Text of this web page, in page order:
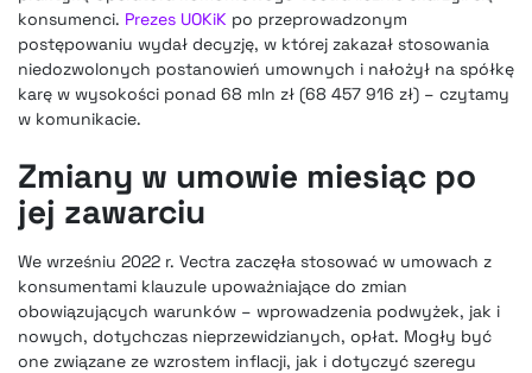
konsumenci. Prezes UOKiK po przeprowadzonym
postępowaniu wydał decyzję, w której zakazał stosowania
niedozwolonych postanowień umownych i nałożył na spółkę
karę w wysokości ponad 68 mln zł (68 457 916 zł) – czytamy
w komunikacie.
Zmiany w umowie miesiąc po
jej zawarciu
We wrześniu 2022 r. Vectra zaczęła stosować w umowach z
konsumentami klauzule upoważniające do zmian
obowiązujących warunków – wprowadzenia podwyżek, jak i
nowych, dotychczas nieprzewidzianych, opłat. Mogły być
one związane ze wzrostem inflacji, jak i dotyczyć szeregu